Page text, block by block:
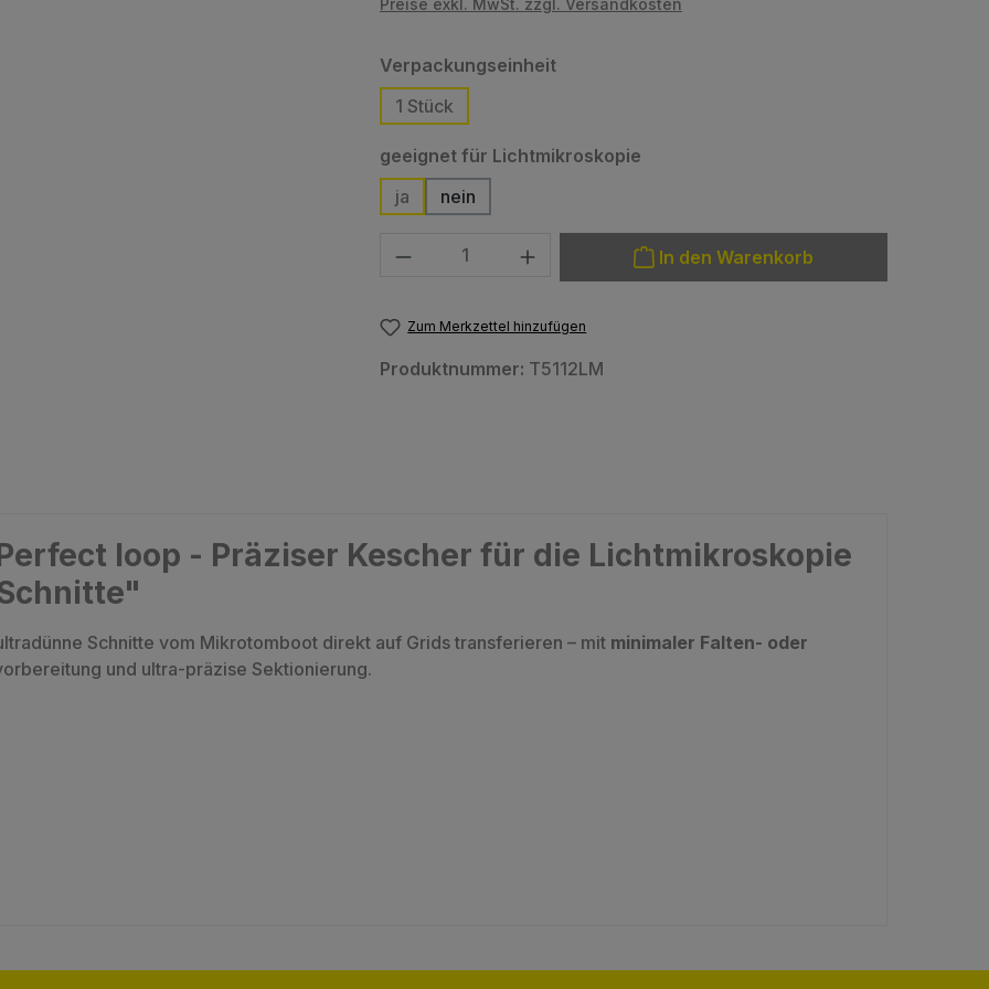
Preise exkl. MwSt. zzgl. Versandkosten
Verpackungseinheitauswählen
1 Stück
geeignet für Lichtmikroskopie
ja
nein
Produkt Anzahl: Gib den gewünschten Wert ein oder benutze die
In den Warenkorb
Zum Merkzettel hinzufügen
Produktnummer: T5112LM
loop - Präziser Kescher für die Lichtmikroskopie
Schnitte vom Mikrotomboot direkt auf Grids transferieren – mit minimaler Falten- oder
und ultra-präzise Sektionierung.